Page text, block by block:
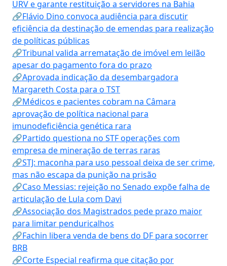
URV e garante restituição a servidores na Bahia
🔗Flávio Dino convoca audiência para discutir
eficiência da destinação de emendas para realização
de políticas públicas
🔗Tribunal valida arrematação de imóvel em leilão
apesar do pagamento fora do prazo
🔗Aprovada indicação da desembargadora
Margareth Costa para o TST
🔗Médicos e pacientes cobram na Câmara
aprovação de política nacional para
imunodeficiência genética rara
🔗Partido questiona no STF operações com
empresa de mineração de terras raras
🔗STJ: maconha para uso pessoal deixa de ser crime,
mas não escapa da punição na prisão
🔗Caso Messias: rejeição no Senado expõe falha de
articulação de Lula com Davi
🔗Associação dos Magistrados pede prazo maior
para limitar penduricalhos
🔗Fachin libera venda de bens do DF para socorrer
BRB
🔗Corte Especial reafirma que citação por